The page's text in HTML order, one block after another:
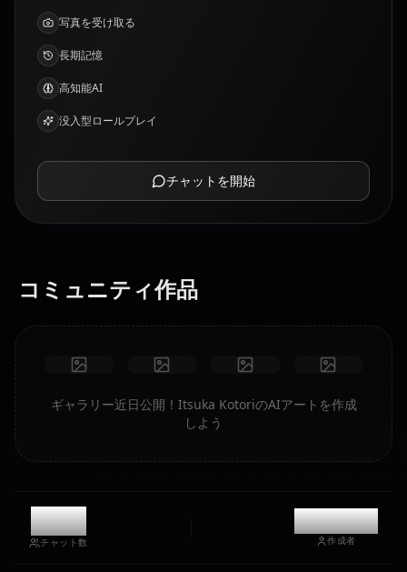
写真を受け取る
長期記憶
高知能AI
没入型ロールプレイ
チャットを開始
コミュニティ作品
ギャラリー近日公開！Itsuka KotoriのAIアートを作成
しよう
11.1k
チャット数
@kanashi
作成者